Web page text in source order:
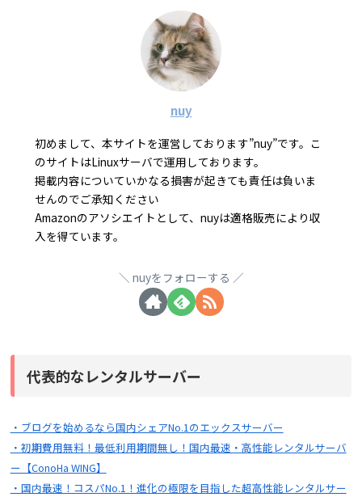
nuy
初めまして、本サイトを運営しております”nuy”です。こ
のサイトはLinuxサーバで運用しております。
掲載内容についていかなる損害が起きても責任は負いま
せんのでご承知ください
Amazonのアソシエイトとして、nuyは適格販売により収
入を得ています。
nuyをフォローする
代表的なレンタルサーバー
・ブログを始めるなら国内シェアNo.1のエックスサーバー
・初期費用無料！最低利用期間無し！国内最速・高性能レンタルサーバ
ー【ConoHa WING】
・国内最速！コスパNo.1！進化の極限を目指した超高性能レンタルサー